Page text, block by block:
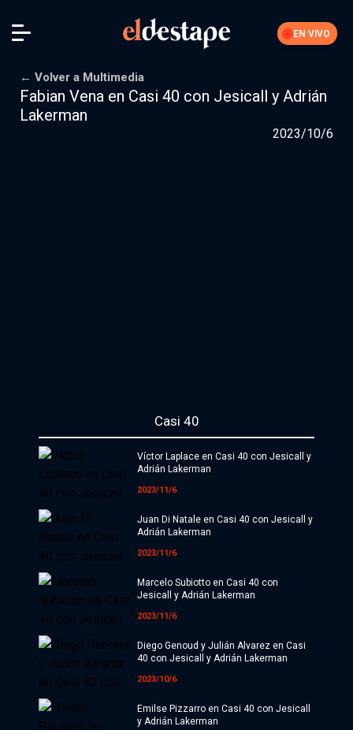
EN VIVO
Suscribite por
$10000 $15000 Más opciones
Secciones editoriales
Política
Economía
Sociedad
Deportes
Cultura
← Volver a Multimedia
Fabian Vena en Casi 40 con Jesicall y Adrián
Lakerman
2023/10/6
Casi 40
Víctor Laplace en Casi 40 con Jesicall y
Adrián Lakerman
2023/11/6
Juan Di Natale en Casi 40 con Jesicall y
Adrián Lakerman
2023/11/6
Marcelo Subiotto en Casi 40 con
Jesicall y Adrián Lakerman
2023/11/6
Diego Genoud y Julián Alvarez en Casi
40 con Jesicall y Adrián Lakerman
2023/10/6
Emilse Pizzarro en Casi 40 con Jesicall
y Adrián Lakerman